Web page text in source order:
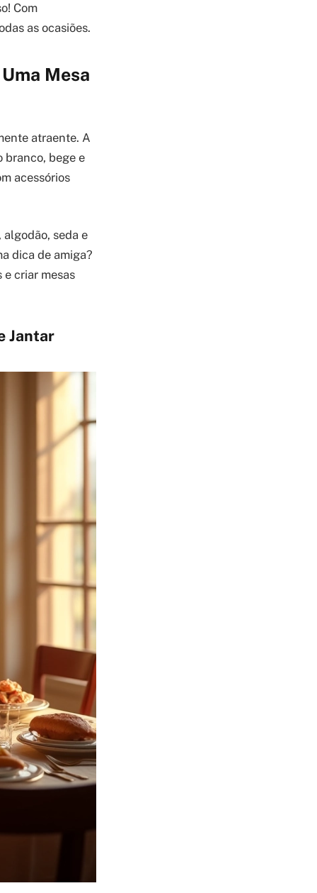
Com
as ocasiões.
Mesa
atraente. A
branco, bege e
acessórios
seda e
dica de amiga?
e criar mesas
Jantar